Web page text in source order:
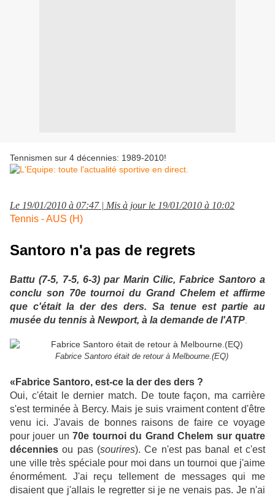
Tennismen sur 4 décennies: 1989-2010!
Le 19/01/2010 à 07:47 | Mis à jour le 19/01/2010 à 10:02
Tennis - AUS (H)
Santoro n'a pas de regrets
Battu (7-5, 7-5, 6-3) par Marin Cilic, Fabrice Santoro a
conclu son 70e tournoi du Grand Chelem et affirme
que c'était la der des ders. Sa tenue est partie au
musée du tennis à Newport, à la demande de l'ATP
Fabrice Santoro était de retour à Melbourne.(EQ)
«Fabrice Santoro, est-ce la der des ders ?
Oui, c'était le dernier match. De toute façon, ma carrière
s'est terminée à Bercy. Mais je suis vraiment content d'être
venu ici. J'avais de bonnes raisons de faire ce voyage
pour jouer un70e tournoi du Grand Chelem sur quatre
décennies ou pas (sourires). Ce n'est pas banal et c'est
une ville très spéciale pour moi dans un tournoi que j'aime
énormément. J'ai reçu tellement de messages qui me
disaient que j'allais le regretter si je ne venais pas. Je n'ai